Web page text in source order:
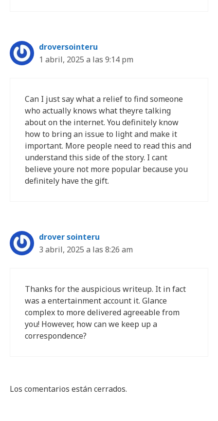
droversointeru
1 abril, 2025 a las 9:14 pm
Can I just say what a relief to find someone
who actually knows what theyre talking
about on the internet. You definitely know
how to bring an issue to light and make it
important. More people need to read this and
understand this side of the story. I cant
believe youre not more popular because you
definitely have the gift.
drover sointeru
3 abril, 2025 a las 8:26 am
Thanks for the auspicious writeup. It in fact
was a entertainment account it. Glance
complex to more delivered agreeable from
you! However, how can we keep up a
correspondence?
Los comentarios están cerrados.